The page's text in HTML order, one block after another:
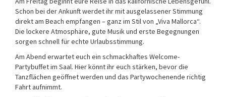
Schon bei der Ankunft werdet ihr mit ausgelassener Stimmung
direkt am Beach empfangen – ganz im Stil von „Viva Mallorca“.
Die lockere Atmosphäre, gute Musik und erste Begegnungen
sorgen schnell für echte Urlaubsstimmung.
Am Abend erwartet euch ein schmackhaftes Welcome-
Partybuffet im Saal. Hier könnt ihr euch stärken, bevor die
Tanzflächen geöffnet werden und das Partywochenende richtig
Fahrt aufnimmt.